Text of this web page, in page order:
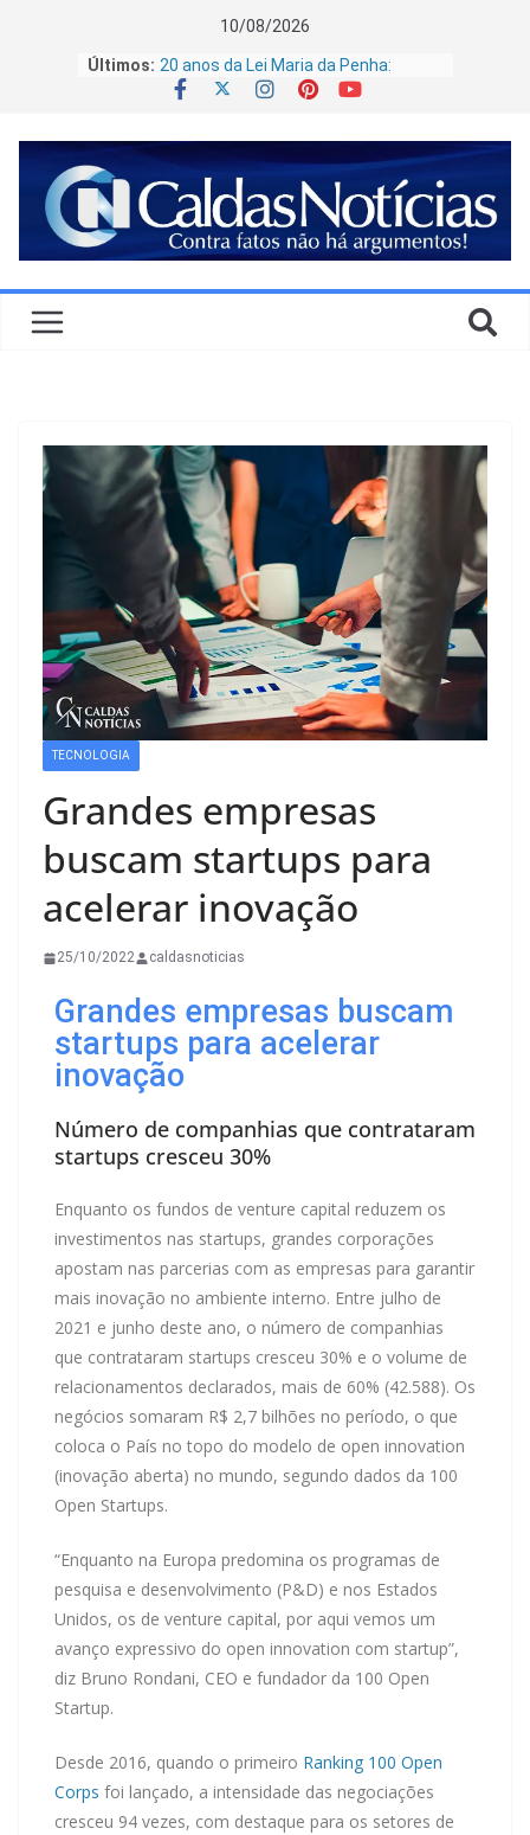
10/08/2026
Últimos: 20 anos da Lei Maria da Penha:
celebrar o quê?
bubalino do Centro-Oeste
CAPSI e SAMU promovem
capacitação sobre TEA no
atendimento pré-hospitalar
Minas Gerais sanciona lei que impõe
TECNOLOGIA
Grandes empresas
buscam startups para
acelerar inovação
25/10/2022 caldasnoticias
Grandes empresas buscam
startups para acelerar
inovação
Número de companhias que contrataram
startups cresceu 30%
Enquanto os fundos de venture capital reduzem os
investimentos nas startups, grandes corporações
apostam nas parcerias com as empresas para garantir
mais inovação no ambiente interno. Entre julho de
2021 e junho deste ano, o número de companhias
que contrataram startups cresceu 30% e o volume de
relacionamentos declarados, mais de 60% (42.588). Os
negócios somaram R$ 2,7 bilhões no período, o que
coloca o País no topo do modelo de open innovation
(inovação aberta) no mundo, segundo dados da 100
Open Startups.
“Enquanto na Europa predomina os programas de
pesquisa e desenvolvimento (P&D) e nos Estados
Unidos, os de venture capital, por aqui vemos um
avanço expressivo do open innovation com startup”,
diz Bruno Rondani, CEO e fundador da 100 Open
Startup.
Desde 2016, quando o primeiro Ranking 100 Open
Corps foi lançado, a intensidade das negociações
cresceu 94 vezes, com destaque para os setores de